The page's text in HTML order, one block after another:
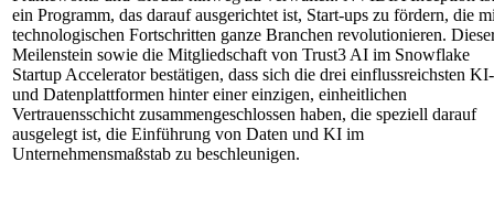
ein Programm, das darauf ausgerichtet ist, Start-ups zu fördern, die
technologischen Fortschritten ganze Branchen revolutionieren.
Meilenstein sowie die Mitgliedschaft von Trust3 AI im Snowflake
Startup Accelerator bestätigen, dass sich die drei einflussreichsten KI-
und Datenplattformen hinter einer einzigen, einheitlichen
Vertrauensschicht zusammengeschlossen haben, die speziell darauf
ausgelegt ist, die Einführung von Daten und KI im
Unternehmensmaßstab zu beschleunigen.